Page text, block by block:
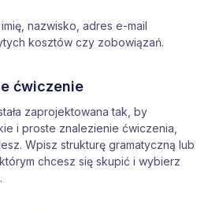
nazwisko, adres e-mail
kosztów czy zobowiązań.
ćwiczenie
zaprojektowana tak, by
i proste znalezienie ćwiczenia,
Wpisz strukturę gramatyczną lub
chcesz się skupić i wybierz